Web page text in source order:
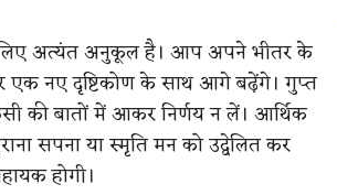
अत्यंत अनुकूल है। आप अपने भीतर के
नए दृष्टिकोण के साथ आगे बढ़ेंगे। गुप्त
की बातों में आकर निर्णय न लें। आर्थिक
सपना या स्मृति मन को उद्वेलित कर
होगी।